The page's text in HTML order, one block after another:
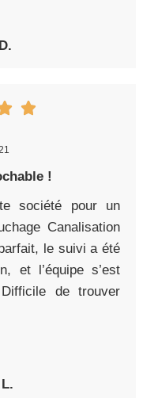
!
société pour un
Canalisation
le suivi a été
et l’équipe s’est
de trouver